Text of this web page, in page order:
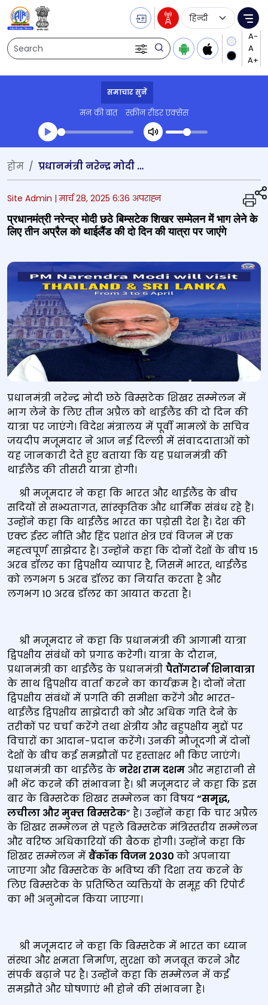
Search
Language
समाचार सुनें
मन की बात स्क्रीन रीडर एक्सेस
Transcript summary
प्ले ऑडियो
होम प्रधानमंत्री नरेन्‍द्र मोदी छठे बिम्सटेक शिखर सम्मेलन में भाग लेने के लिए तीन अप्रैल को थाईलैंड की दो दिन की यात्रा पर जाएंगे
Site Admin |मार्च 28, 2025 6:36 अपराह्न
प्रधानमंत्री नरेन्‍द्र मोदी छठे बिम्सटेक शिखर सम्मेलन में भाग लेने के
लिए तीन अप्रैल को थाईलैंड की दो दिन की यात्रा पर जाएंगे
प्रधानमंत्री नरेन्‍द्र मोदी छठे बिम्सटेक शिखर सम्मेलन में
भाग लेने के लिए तीन अप्रैल को थाईलैंड की दो दिन की
यात्रा पर जाएंगे। विदेश मंत्रालय में पूर्वी मामलों के सचिव
जयदीप मजूमदार ने आज नई दिल्ली में संवाददाताओं को
यह जानकारी देते हुए बताया कि यह प्रधानमंत्री की
थाईलैंड की तीसरी यात्रा होगी।
श्री मजूमदार ने कहा कि भारत और थाईलैंड के बीच
सदियों से सभ्यतागत, सांस्कृतिक और धार्मिक संबंध रहे हैं।
उन्होंने कहा कि थाईलैंड भारत का पड़ोसी देश है। देश की
एक्ट ईस्ट नीति और हिंद प्रशांत क्षेत्र एवं विजन में एक
महत्‍वपूर्ण साझेदार है। उन्‍होंने कहा कि दोनों देशों के बीच 15
अरब डॉलर का द्विपक्षीय व्यापार है, जिसमें भारत, थाईलैंड
को लगभग 5 अरब डॉलर का निर्यात करता है और
लगभग 10 अरब डॉलर का आयात करता है।
श्री मजूमदार ने कहा कि प्रधानमंत्री की आगामी यात्रा
द्विपक्षीय संबंधों को प्रगाढ करेगी। यात्रा के दौरान,
प्रधानमंत्री का थाईलैंड के प्रधानमंत्री पैतोंगटार्न शिनावात्रा
के साथ द्विपक्षीय वार्ता करने का कार्यक्रम है। दोनों नेता
द्विपक्षीय संबंधों में प्रगति की समीक्षा करेंगे और भारत-
थाईलैंड द्विपक्षीय साझेदारी को और अधिक गति देने के
तरीकों पर चर्चा करेंगे तथा क्षेत्रीय और बहुपक्षीय मुद्दों पर
विचारों का आदान-प्रदान करेंगे। उनकी मौजूदगी में दोनों
देशों के बीच कई समझौतों पर हस्‍ताक्षर भी किए जाएंगे।
प्रधानमंत्री का थाईलैंड के नरेश राम दशम और महारानी से
भी भेंट करने की संभावना है। श्री मजूमदार ने कहा कि इस
बार के बिम्सटेक शिखर सम्मेलन का विषय“समृद्ध,
लचीला और मुक्‍त बिम्सटेक” है। उन्होंने कहा कि चार अप्रैल
के शिखर सम्मेलन से पहले बिम्सटेक मंत्रिस्तरीय सम्मेलन
और वरिष्ठ अधिकारियों की बैठक होगी। उन्होंने कहा कि
शिखर सम्मेलन में बैंकॉक विजन 2030 को अपनाया
जाएगा और बिम्सटेक के भविष्य की दिशा तय करने के
लिए बिम्सटेक के प्रतिष्ठित व्यक्तियों के समूह की रिपोर्ट
का भी अनुमोदन किया जाएगा।
श्री मजूमदार ने कहा कि बिम्सटेक में भारत का ध्यान
संस्था और क्षमता निर्माण, सुरक्षा को मजबूत करने और
संपर्क बढ़ाने पर है। उन्होंने कहा कि सम्मेलन में कई
समझौते और घोषणाएं भी होने की संभावना है।